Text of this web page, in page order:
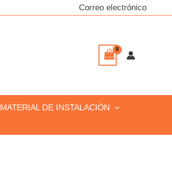
Correo electrónico
MATERIAL DE INSTALACIÓN